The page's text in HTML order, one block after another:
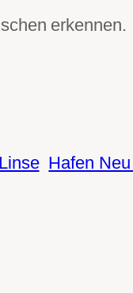
erkennen.
Hafen